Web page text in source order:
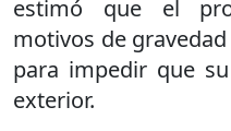
estimó que el
motivos de
para impedir que
exterior.